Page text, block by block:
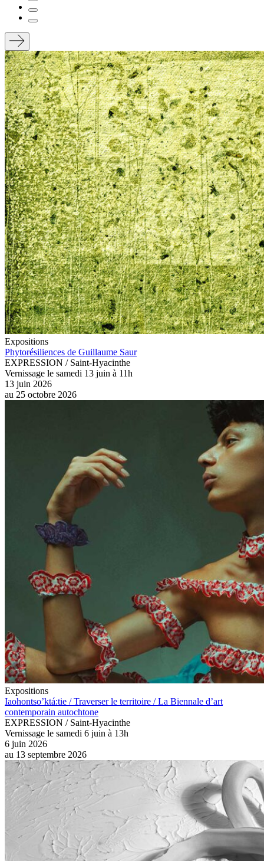
Expositions
Phytorésiliences de Guillaume Saur
EXPRESSION / Saint-Hyacinthe
Vernissage le samedi 13 juin à 11h
13 juin 2026
au 25 octobre 2026
Expositions
Iaohontso’ktá:tie / Traverser le territoire / La Biennale d’art
contemporain autochtone
EXPRESSION / Saint-Hyacinthe
Vernissage le samedi 6 juin à 13h
6 juin 2026
au 13 septembre 2026